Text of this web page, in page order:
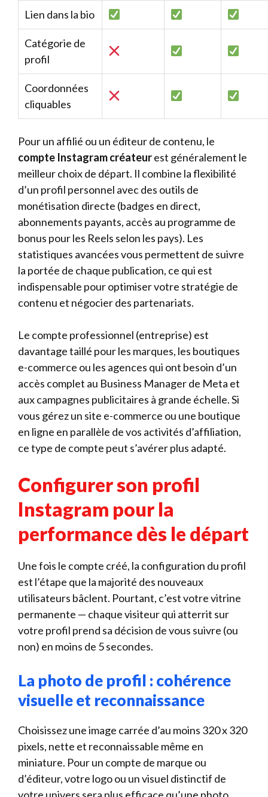
Lien dans la bio
Catégorie de
profil
Coordonnées
cliquables
Pour un affilié ou un éditeur de contenu, le
compte Instagram créateurest généralement le
meilleur choix de départ. Il combine la flexibilité
d’un profil personnel avec des outils de
monétisation directe (badges en direct,
abonnements payants, accès au programme de
bonus pour les Reels selon les pays). Les
statistiques avancées vous permettent de suivre
la portée de chaque publication, ce qui est
indispensable pour optimiser votre stratégie de
contenu et négocier des partenariats.
Le compte professionnel (entreprise) est
davantage taillé pour les marques, les boutiques
e-commerce ou les agences qui ont besoin d’un
accès complet au Business Manager de Meta et
aux campagnes publicitaires à grande échelle. Si
vous gérez un site e-commerce ou une boutique
en ligne en parallèle de vos activités d’affiliation,
ce type de compte peut s’avérer plus adapté.
Configurer son profil
Instagram pour la
performance dès le départ
Une fois le compte créé, la configuration du profil
est l’étape que la majorité des nouveaux
utilisateurs bâclent. Pourtant, c’est votre vitrine
permanente — chaque visiteur qui atterrit sur
votre profil prend sa décision de vous suivre (ou
non) en moins de 5 secondes.
La photo de profil : cohérence
visuelle et reconnaissance
Choisissez une image carrée d’au moins 320 x 320
pixels, nette et reconnaissable même en
miniature. Pour un compte de marque ou
d’éditeur, votre logo ou un visuel distinctif de